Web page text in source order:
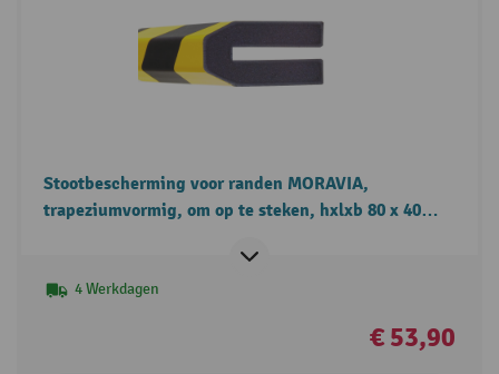
Stootbescherming voor randen MORAVIA,
trapeziumvormig, om op te steken, hxlxb 80 x 40
4 Werkdagen
€ 53,90